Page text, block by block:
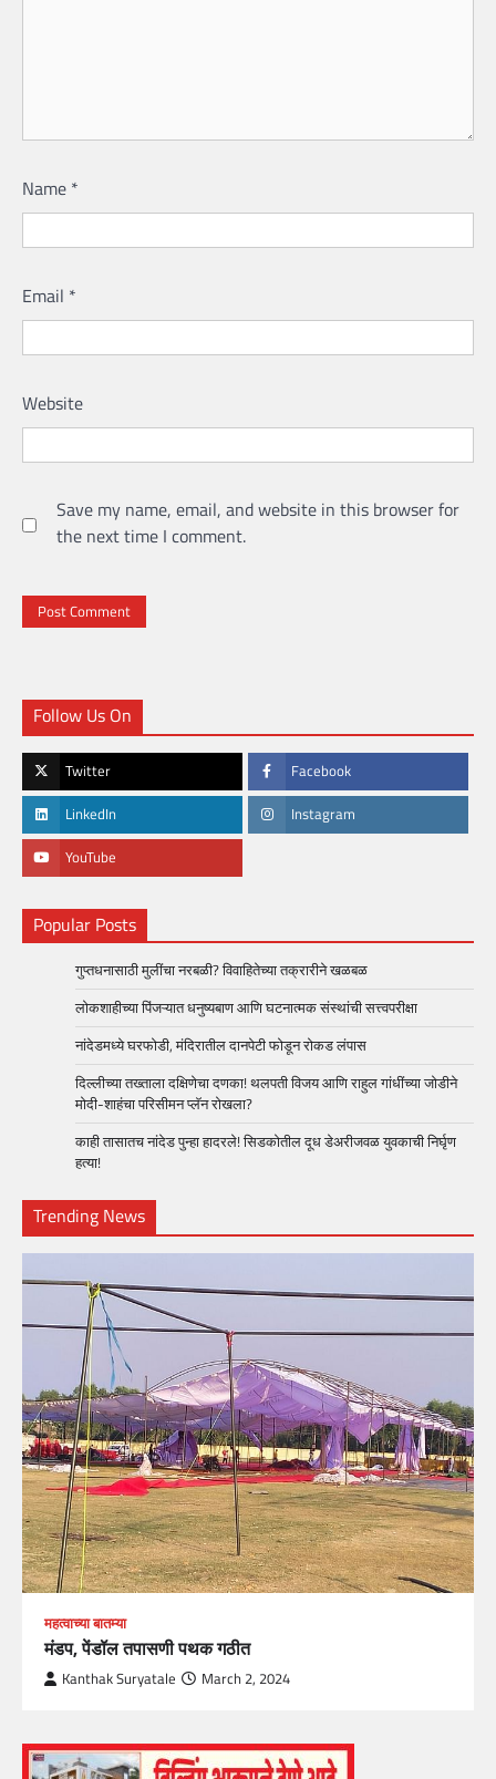
Name *
Email *
Website
Save my name, email, and website in this browser for
the next time I comment.
Follow Us On
Twitter Facebook
LinkedIn Instagram
YouTube
Popular Posts
गुप्तधनासाठी मुलींचा नरबळी? विवाहितेच्या तक्रारीने खळबळ
लोकशाहीच्या पिंजऱ्यात धनुष्यबाण आणि घटनात्मक संस्थांची सत्त्वपरीक्षा
नांदेडमध्ये घरफोडी, मंदिरातील दानपेटी फोडून रोकड लंपास
दिल्लीच्या तख्ताला दक्षिणेचा दणका! थलपती विजय आणि राहुल गांधींच्या जोडीने
मोदी-शाहंचा परिसीमन प्लॅन रोखला?
काही तासातच नांदेड पुन्हा हादरले! सिडकोतील दूध डेअरीजवळ युवकाची निर्घृण
हत्या!
Trending News
महत्वाच्या बातम्या
मंडप, पेंडॉल तपासणी पथक गठीत
Kanthak Suryatale March 2, 2024